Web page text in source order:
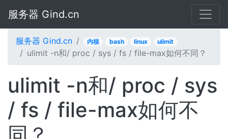
服务器 Gind.cn
服务器 Gind.cn 内核 bash linux ulimit
ulimit -n和/ proc / sys / fs / file-max如何不同？
ulimit -n和/ proc / sys
/ fs / file-max如何不